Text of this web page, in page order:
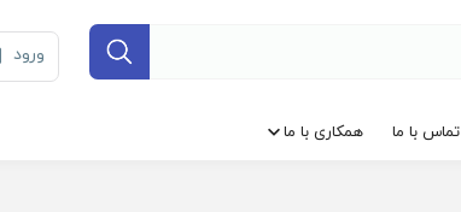
ورود
تماس با ما همکاری با ما